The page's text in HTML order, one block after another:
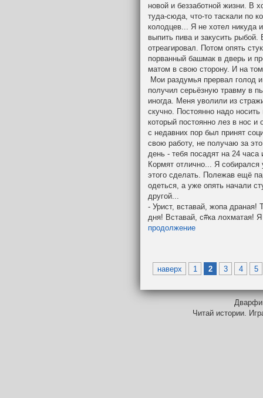
новой и беззаботной жизни. В
туда-сюда, что-то таскали по
колодцев... Я не хотел никуда
выпить пива и закусить рыбой.
отреагировал. Потом опять
порванный башмак в дверь и
матом в свою сторону. И на
Мои раздумья прервал голод
получил серьёзную травму в
иногда. Меня уволили из
скучно. Постоянно надо
который постоянно лез в нос и
с недавних пор был принят
свою работу, не получаю за
день - тебя посадят на 24
Кормят отлично... Я
этого сделать. Полежав ещё
одеться, а уже опять начали
другой...
- Урист, вставай, жопа драная!
дня! Вставай, с#ка лохматая!
продолжение
наверх 1 2 3 4 5
Читай истории.